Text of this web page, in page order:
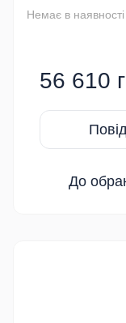
Немає в наявності
56 610
До